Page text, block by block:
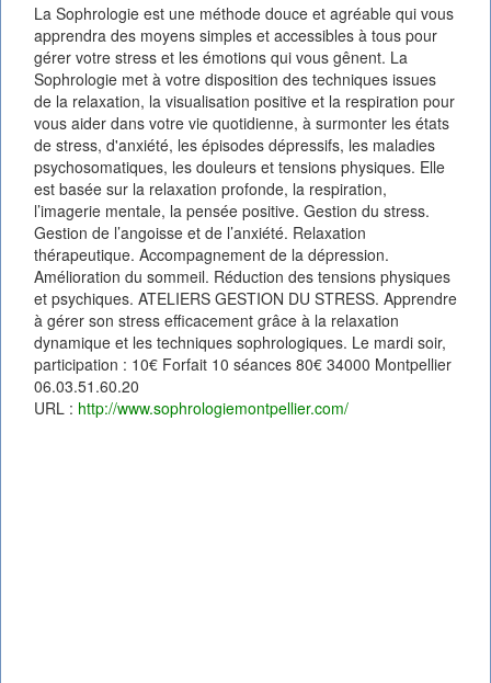
La Sophrologie est une méthode douce et agréable qui vous
apprendra des moyens simples et accessibles à tous pour
gérer votre stress et les émotions qui vous gênent. La
Sophrologie met à votre disposition des techniques issues
de la relaxation, la visualisation positive et la respiration pour
vous aider dans votre vie quotidienne, à surmonter les états
de stress, d'anxiété, les épisodes dépressifs, les maladies
psychosomatiques, les douleurs et tensions physiques. Elle
est basée sur la relaxation profonde, la respiration,
l’imagerie mentale, la pensée positive. Gestion du stress.
Gestion de l’angoisse et de l’anxiété. Relaxation
thérapeutique. Accompagnement de la dépression.
Amélioration du sommeil. Réduction des tensions physiques
et psychiques. ATELIERS GESTION DU STRESS. Apprendre
à gérer son stress efficacement grâce à la relaxation
dynamique et les techniques sophrologiques. Le mardi soir,
participation : 10€ Forfait 10 séances 80€ 34000 Montpellier
06.03.51.60.20
URL : http://www.sophrologiemontpellier.com/